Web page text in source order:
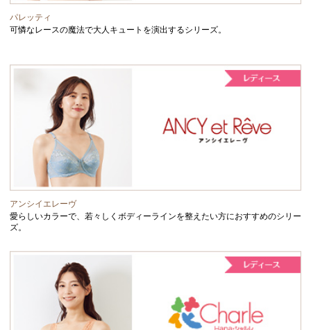
パレッティ
可憐なレースの魔法で大人キュートを演出するシリーズ。
アンシイエレーヴ
愛らしいカラーで、若々しくボディーラインを整えたい方におすすめのシリー
ズ。